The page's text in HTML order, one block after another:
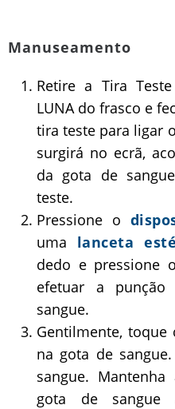
Manuseamento
Retire a Tira
LUNA do frasco e
tira teste para ligar
surgirá no ecrã,
da gota de
teste.
Pressione o
uma lanceta
dedo e pressione
efetuar a
sangue.
Gentilmente,
na gota de
sangue.
gota de sangue